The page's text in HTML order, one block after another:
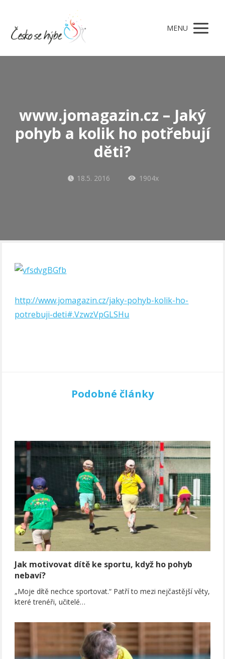
MENU
www.jomagazin.cz – Jaký
pohyb a kolik ho potřebují
děti?
18.5. 2016 1904x
http://www.jomagazin.cz/jaky-pohyb-kolik-ho-
potrebuji-deti#.VzwzVpGLSHu
Podobné články
Jak motivovat dítě ke sportu, když ho pohyb
nebaví?
„Moje dítě nechce sportovat.“ Patří to mezi nejčastější věty,
které trenéři, učitelé…